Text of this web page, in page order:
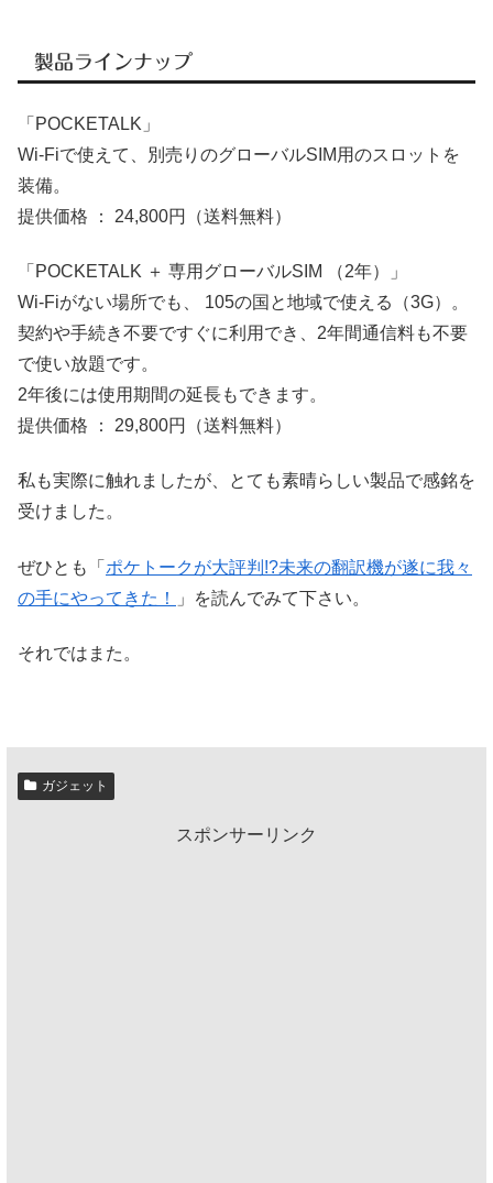
製品ラインナップ
「POCKETALK」
Wi-Fiで使えて、別売りのグローバルSIM用のスロットを
装備。
提供価格 ： 24,800円（送料無料）
「POCKETALK ＋ 専用グローバルSIM （2年）」
Wi-Fiがない場所でも、 105の国と地域で使える（3G）。
契約や手続き不要ですぐに利用でき、2年間通信料も不要
で使い放題です。
2年後には使用期間の延長もできます。
提供価格 ： 29,800円（送料無料）
私も実際に触れましたが、とても素晴らしい製品で感銘を
受けました。
ぜひとも「 ポケトークが大評判!?未来の翻訳機が遂に我々
の手にやってきた！
」を読んでみて下さい。
それではまた。
ガジェット
スポンサーリンク